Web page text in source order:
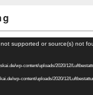
supported or source(s) not
wp-content/uploads/2020/12/
wp-content/uploads/2020/12/